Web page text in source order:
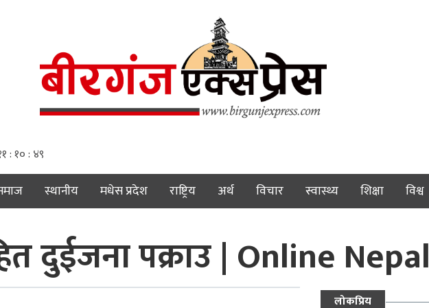
: १० : ५०
स्थानीय मधेस प्रदेश राष्ट्रिय अर्थ विचार स्वास्थ्य शिक्षा विश्व
दुईजना पक्राउ | Online Nepal
लोकप्रिय